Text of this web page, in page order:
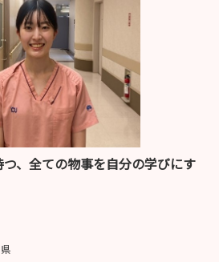
、全ての物事を自分の学びにす